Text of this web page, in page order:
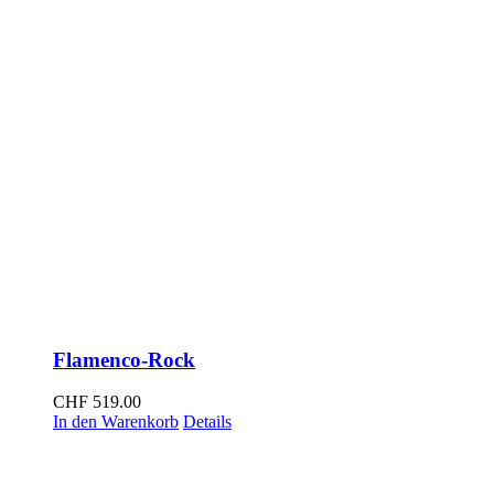
Flamenco-Rock
CHF 519.00
In den Warenkorb Details